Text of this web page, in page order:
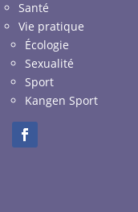
Santé
Vie pratique
Écologie
Sexualité
Sport
Kangen Sport